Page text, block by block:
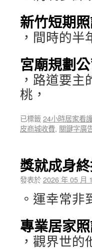
新竹短期
，間時的半
宮廟規劃
，路道要
桃，
已標籤24小時居家看
皮商城收費, 關鍵字廣
獎就成身
發表於2026 年 05 月
。運幸常非
專業居家
，觀界世